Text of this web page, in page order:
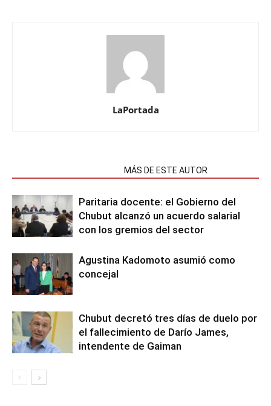
LaPortada
MÁS DE ESTE AUTOR
Paritaria docente: el Gobierno del
Chubut alcanzó un acuerdo salarial
con los gremios del sector
Agustina Kadomoto asumió como
concejal
Chubut decretó tres días de duelo por
el fallecimiento de Darío James,
intendente de Gaiman